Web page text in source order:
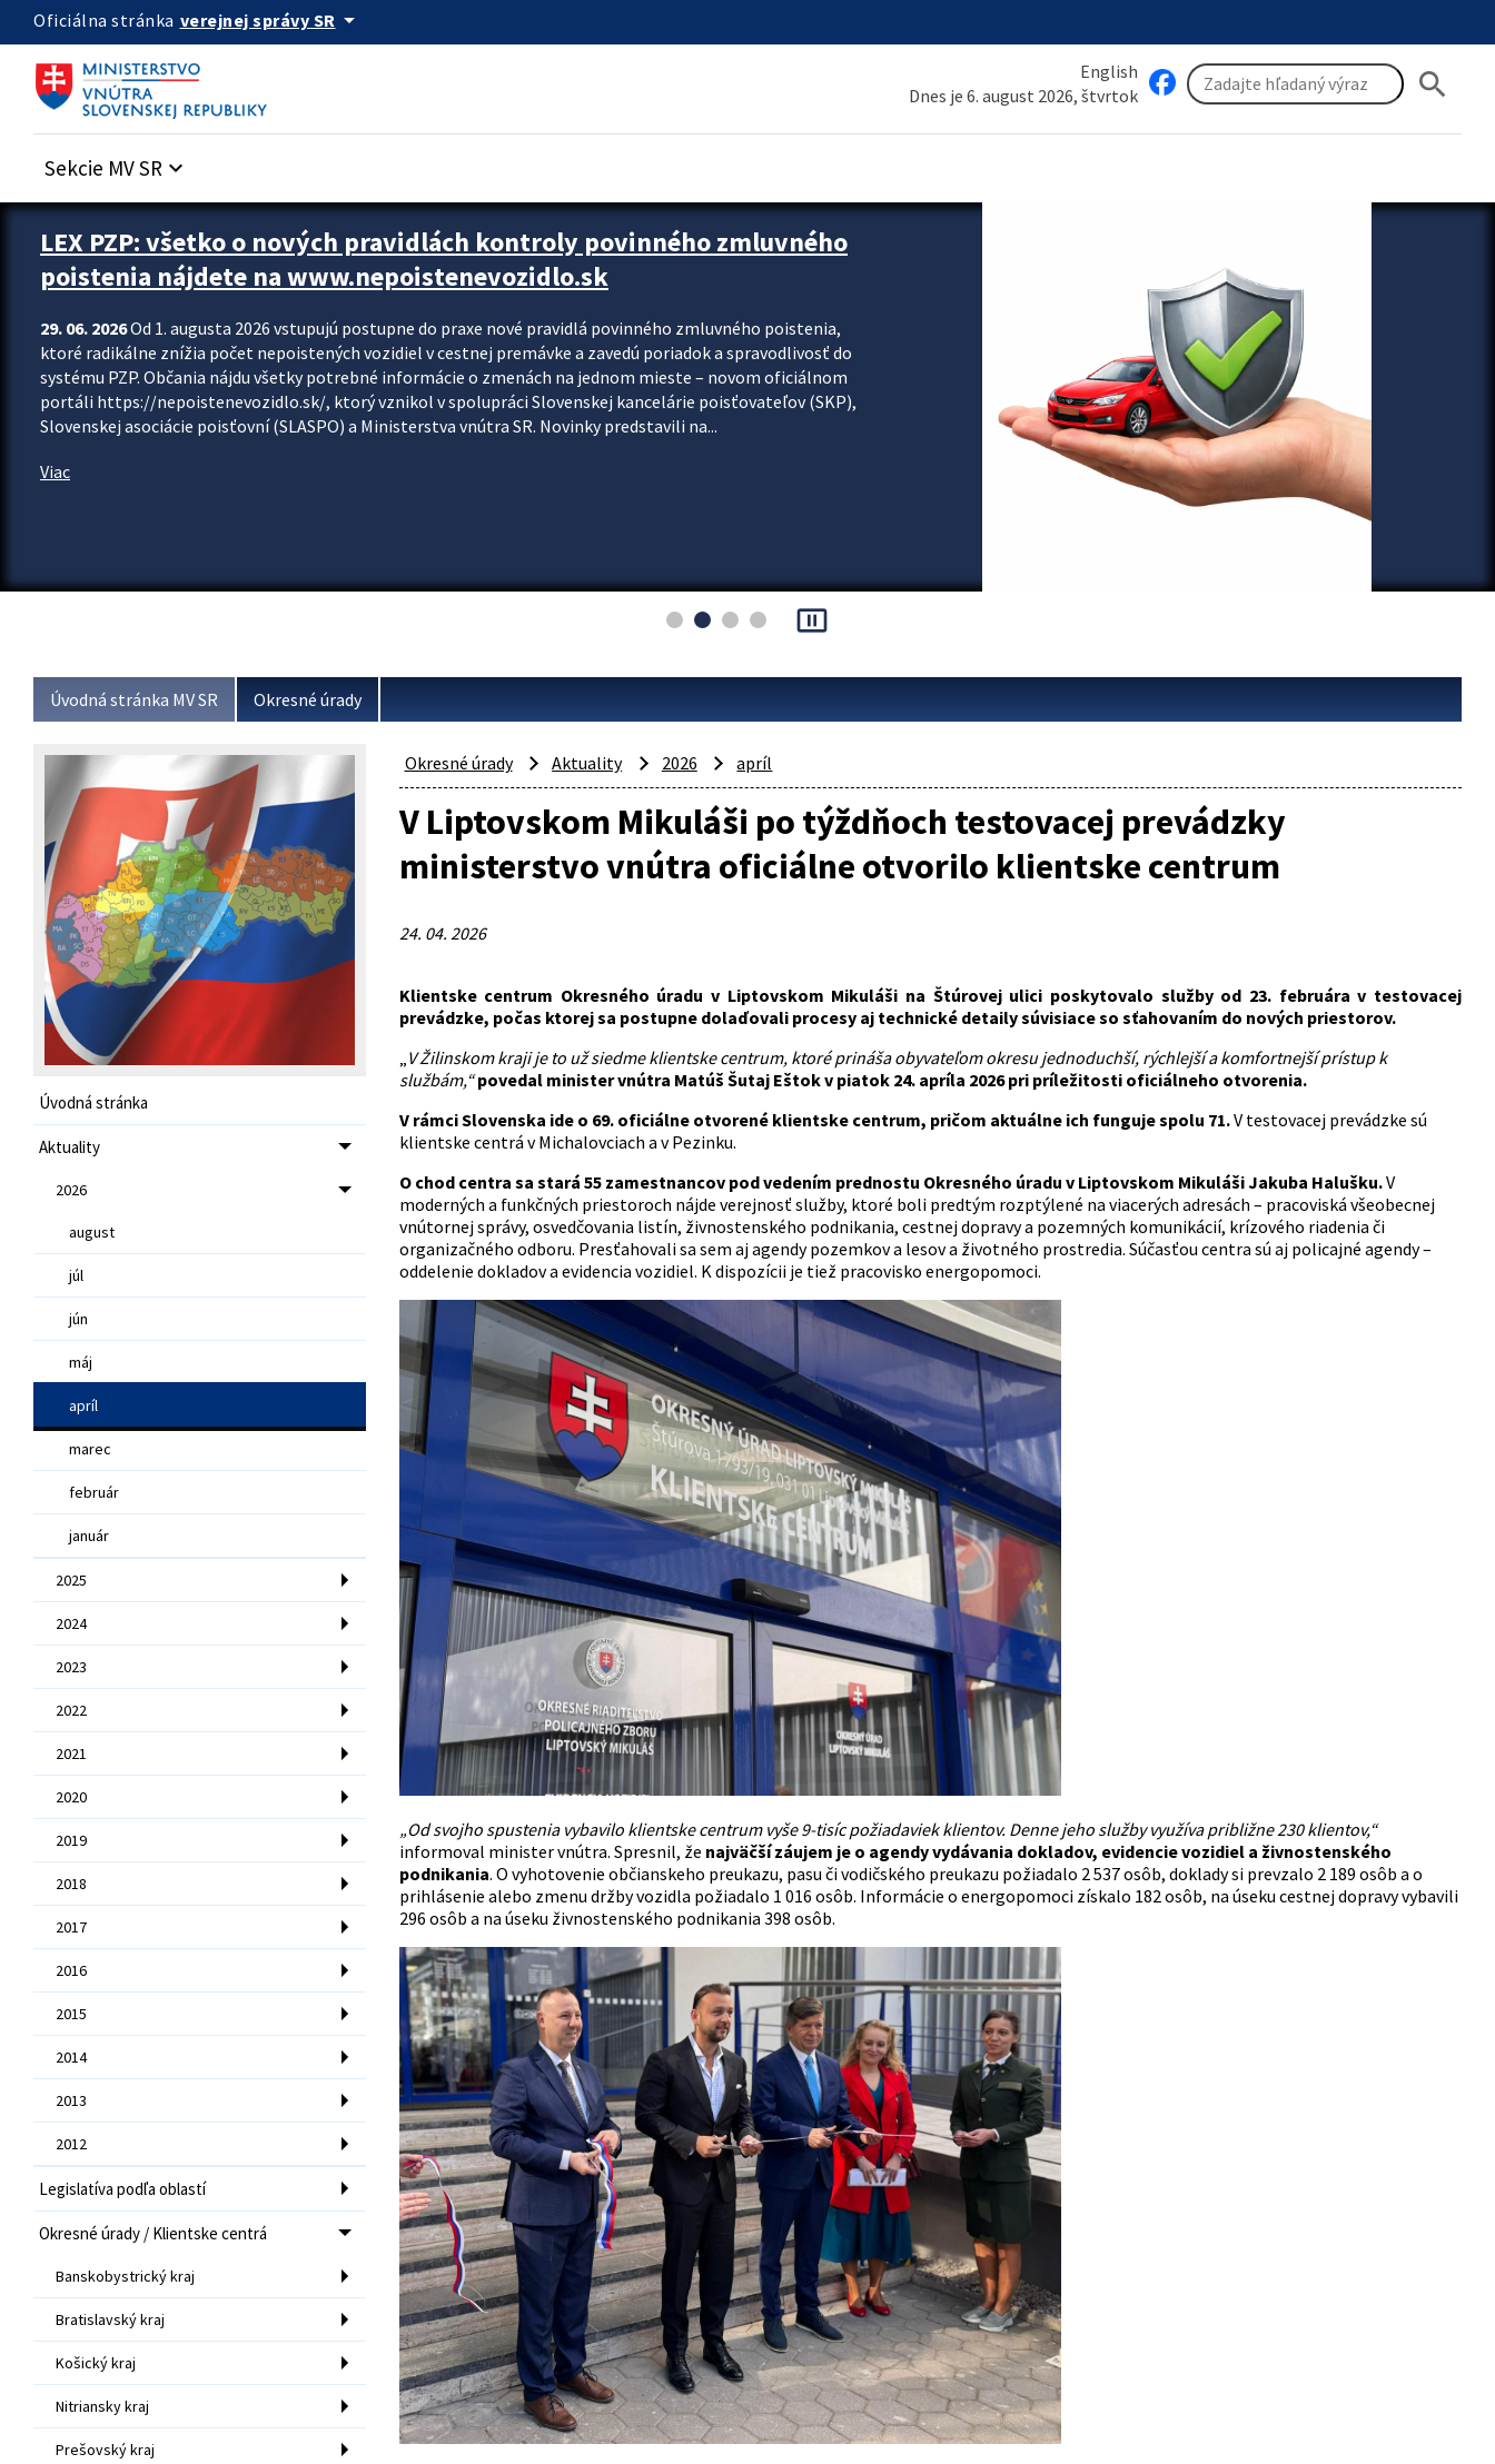
Preskocit na hlavný obsah
Oficiálna stránka verejnej správy SR arrow_drop_down
English
Dnes je 6. august 2026, štvrtok
search
Sekcie MV SR keyboard_arrow_down
Zastavit automatický posun upútavok
LEX PZP: všetko o nových pravidlách kontroly povinného zmluvného
poistenia nájdete na www.nepoistenevozidlo.sk
29. 06. 2026Od 1. augusta 2026 vstupujú postupne do praxe nové pravidlá povinného zmluvného poistenia,
ktoré radikálne znížia počet nepoistených vozidiel v cestnej premávke a zavedú poriadok a spravodlivosť do
systému PZP. Občania nájdu všetky potrebné informácie o zmenách na jednom mieste – novom oficiálnom
portáli https://nepoistenevozidlo.sk/, ktorý vznikol v spolupráci Slovenskej kancelárie poisťovateľov (SKP),
Slovenskej asociácie poisťovní (SLASPO) a Ministerstva vnútra SR. Novinky predstavili na...
Viac
pause_presentation
Úvodná stránka MV SR Okresné úrady
Úvodná stránka
Aktuality
2026
august
júl
jún
máj
apríl
marec
február
január
2025
2024
2023
2022
2021
2020
2019
2018
2017
2016
2015
2014
2013
2012
Legislatíva podľa oblastí
Okresné úrady / Klientske centrá
Banskobystrický kraj
Bratislavský kraj
Košický kraj
Nitriansky kraj
Prešovský kraj
Okresné úrady Aktuality 2026 apríl
V Liptovskom Mikuláši po týždňoch testovacej prevádzky
ministerstvo vnútra oficiálne otvorilo klientske centrum
24. 04. 2026
Klientske centrum Okresného úradu v Liptovskom Mikuláši na Štúrovej ulici poskytovalo služby od 23. februára v testovacej
prevádzke, počas ktorej sa postupne dolaďovali procesy aj technické detaily súvisiace so sťahovaním do nových priestorov.
„V Žilinskom kraji je to už siedme klientske centrum, ktoré prináša obyvateľom okresu jednoduchší, rýchlejší a komfortnejší prístup k
službám,“ povedal minister vnútra Matúš Šutaj Eštok v piatok 24. apríla 2026 pri príležitosti oficiálneho otvorenia.
V rámci Slovenska ide o 69. oficiálne otvorené klientske centrum, pričom aktuálne ich funguje spolu 71.V testovacej prevádzke sú
klientske centrá v Michalovciach a v Pezinku.
O chod centra sa stará 55 zamestnancov pod vedením prednostu Okresného úradu v Liptovskom Mikuláši Jakuba Halušku.V
moderných a funkčných priestoroch nájde verejnosť služby, ktoré boli predtým rozptýlené na viacerých adresách – pracoviská všeobecnej
vnútornej správy, osvedčovania listín, živnostenského podnikania, cestnej dopravy a pozemných komunikácií, krízového riadenia či
organizačného odboru. Presťahovali sa sem aj agendy pozemkov a lesov a životného prostredia. Súčasťou centra sú aj policajné agendy –
oddelenie dokladov a evidencia vozidiel. K dispozícii je tiež pracovisko energopomoci.
„Od svojho spustenia vybavilo klientske centrum vyše 9-tisíc požiadaviek klientov. Denne jeho služby využíva približne 230 klientov,“
informoval minister vnútra. Spresnil, že najväčší záujem je o agendy vydávania dokladov, evidencie vozidiel a živnostenského
podnikania. O vyhotovenie občianskeho preukazu, pasu či vodičského preukazu požiadalo 2 537 osôb, doklady si prevzalo 2 189 osôb a o
prihlásenie alebo zmenu držby vozidla požiadalo 1 016 osôb. Informácie o energopomoci získalo 182 osôb, na úseku cestnej dopravy vybavili
296 osôb a na úseku živnostenského podnikania 398 osôb.